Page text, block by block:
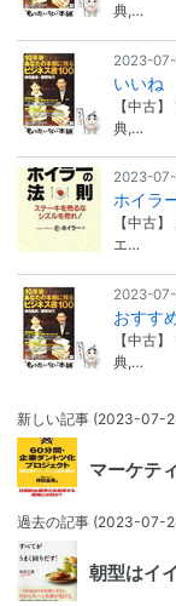
典,…
2023-
いいね
【中古
典,…
2023-
ホイラ
【中古
エ…
2023-
おすす
【中古
典,…
新しい記事 (2023-07-
マーケテ
過去の記事 (2023-07-
朝型はイ